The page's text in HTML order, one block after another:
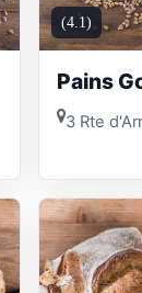
(4.1)
Pains
3 Rte